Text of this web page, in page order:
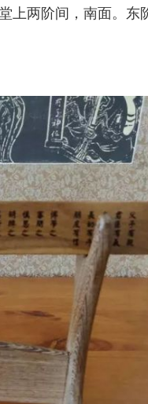
上两阶间，南面。东